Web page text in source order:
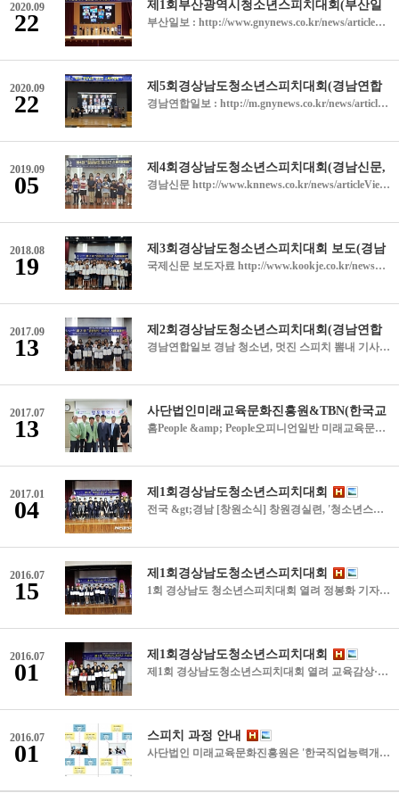
2020.09
22 부산일보 : http://www.gnynews.co.kr/news/articleView.html?idxno=333084 경남연합일보 : http://www.gnynews.co.kr/news/articleView.html?idxno=333084 뉴시스 : https://www.newsis.com/view/?id=NISX20200920_0001172457 국제신문 : http://www.kookje.co.kr/mobile/view.asp?gbn=v&amp;code=2100&amp;key=20200923.22020007393
2020.09
22 경남연합일보 : http://m.gnynews.co.kr/news/articleView.html?idxno=332656 뉴시스 : https://www.newsis.com/view/?id=NISX20200914_0001165511 쿠키뉴스 : http://www.kukinews.com/newsView/kuk202009140315
2019.09
05 경남신문 http://www.knnews.co.kr/news/articleView.php?idxno=1301314 경남도민일보 http://www.idomin.com/news/articleView.html?idxno=707134 국제신문 http://www.kookje.co.kr/mobile/view.asp?gbn=v&amp;code=0300&amp;key=20190902.99099000933#cb 뉴시스 http://www.newsis.com/view/?id=NISX20190902_0000758336
2018.08
19 국제신문 보도자료 http://www.kookje.co.kr/news2011/asp/newsbody.asp?code=0300&amp;key=20180813.99099005941 경남도민일보 보도자료 http://www.idomin.com/?mod=news&amp;act=articleView&amp;idxno=573483 경남연합일보 보도자료 http://www.gnynews.co.kr/news/articleView.html?idxno=280390 홈뉴스 보도자료교육 소식 미래교육문화진흥원 청소년 스피치대회 열어 이혜영 기자 lhy@idomin.com 2018년 08월 14일 화요일 (사)미래교육문화진흥원은 11일 창원대 인문홀에서 '제3회 경상남도 청소년 스피치대회'를 열었다. 본선에 진출한 청소년 50여 명이 스피치 실력을 발휘한 결과 정해경(유목초)·조제현(대청중)·김혜진(의령여고) 학생이 경남도교육감상을 받았다. UPDATE : 2018.8.17 금 14:25 기사검색 전체기사 정치 경제 사회 문화 엔터테인먼트 스포츠 이슈 동영상 전체기사 동정 칼럼 데스크 칼럼 독자의소리 기자수첩 기고 오피니언일반 전체기사 기획특집 일반 전체기사 시선집중토론방 독자투고 기사제보 자유게시판 보도자료 미래교문진흥원, 청소년 스피치대회 ‘성료’ 청소년 50여 명 선의의 경쟁승인2018.08.13 크게 작게 메일 인쇄 신고 ▲ (사)미래교육문화진흥원은 지난 11일 창원대서 ‘제3회 경남도 청소년 스피치대회’를 개최했다. 사단법인 미래교육문화진흥원(원장 정시식)은 바른인성함양과 창의융합인재개발을 위한 ‘제3회 경남도 청소년 스피치대회’를 지난 11일 창원대학교 인문대학 인문홀에서 개최했다고 13일 밝혔다. 예선을 거쳐 본선에 진출한 경남의 청소년 50여 명이 각자의 스피치 실력을 발휘해 선의의 경쟁을 펼쳤다. 정해경(유목초)·조제현(대청중)·김혜진(의령여고) 학생이 경남도교육감상을, 문재령(유어초)·조원준(해운중)·김서현(의령여고) 학생이 창원대학교총장상을, 주승호(가고파초)·이서영(삼현여중)·맹현환(함양고) 학생이 경상남도지방경찰청장상을, 권혜진(유어초)·이서영(삼현여중) 학생이 경남교총회장상을, 하지수(사남초)·신서현(대청중)·최주은(의령여고) 학생이 창신대학교총장상을, 김성란(경운초)·허유나(삼현여중)·강혜윤(칠원고) 학생이 한국폴리텍7대학장상을, 이유승(가고파초)·서무경(삼천포제일중) 학생이 좋은데이나눔재단이사장상을, 임채민(삼문초)·유아령(진명여중) 학생이 미래교육문화진흥원장상을 수상했다. 한편, 사단법인 미래교육문화진흥원은 말의 소중함을 일깨우기 위해 이 대회를 매년 개최하고 있다. /문병용기자 moon@gnynews.co.kr &lt;저작권자 © 경남연합일보, 무단 전재 및 재배포 금지&gt; 제3회 경남도 청소년 스피치 대회 열려 (사)미래교육문화진흥원(원장 정시식)은 지난 11일 창원대학교 인문대학 인문홀에서 바른 인성함양과 창의융합인재 개발을 위한 ‘제3회 경상남도청소년스피치대회’를 개최했다고 13일 밝혔다.예선을 거쳐 본선에 진출한 경남의 청소년 50여 명은 각자의 스피치 실력을 발휘하며 선의의 경쟁을 펼쳤다.이날 대회에서 ▶경남도교육감상은 정해경(유목초), 조제현(대청중),김혜진(의령여고) 학생 ▶창원대학교 총장상은 문재령(유어초), 조원준(해운중), 김서현(의령여고) 학생 ▶경남지방경찰청장상은 주승호(가고파초), 이서영(삼현여중), 맹현환(함양고) 학생이 각각 수상했다.또 ▶경남교총회장상은 권혜진(유어초), 이서영(삼현여중) 학생 ▶창신대학교총장상은 하지수(사남초), 신서현(대청중), 최주은(의령여고) 학생 ▶한국폴리텍7대학장상은 김성란(경운초), 허유나(삼현여중), 강혜윤(칠원고) 학생 ▶좋은데이나눔재단이사장상은 유승(가고파초),서무경(삼천포제일중) 학생 ▶미래교육문화진흥원장상은 임채민(삼문초), 유아령(진명여중) 학생이 각각 수상했다.정시식 원장은 “말의 소중함을 일깨우기 위해 매년 대회를 개최하고 있다. 해를 거듭할수록 참가 학생들의 수준이 높아지고 있는 것을 느낀다”며 “내년에는 더 좋은 대회가 될 수 있도록 노력하겠다”고 말했다.이종호 기자 jhlee@kookje.co.kr 11일 창원대학교 인문대학 인문홀에서 열린 ‘제3회 경상남도청소년스피치대회’에 참가한 수상자들이 함께 기념촬영을 했다. 미래교육문화진흥원 제공
2017.09
13 경남연합일보 경남 청소년, 멋진 스피치 뽐내 기사승인 2017.09.11 19:41:41 ▲ 지난 9일 창원대 인문대학 NH인문홀에서 바른인성 함양과 창의적인 인재개발을 위해 ‘제2회 경상남도 청소년스피치대회’가 개최됐다. (사)미래교육문화진흥원(원장 정시식)은 지난 9일 창원대 인문대학 NH인문홀에서 바른인성 함양과 창의적인 인재개발을 위해 ‘제2회 경상남도 청소년스피치대회’를 개최했다고 11일 밝혔다. 이날 예선을 거쳐 본선에 진출한 초·중·고 청소년 50여 명이 멋지게 자신의 의견을 발표하며 선의의 경쟁을 펼쳤다. ▲경상남도교육상 △이채환(장재초) △김서윤(반림중) △김예윤(옥야고) ▲창원대학교총장상 △김하연(용호초) △김서윤(반림중) △김예윤(무학여고) ▲경남상도지방경찰청장상 △김준성(미천초) △정채원(안남중) △정예빈(옥야고) ▲경남교총회장상 △조세은(완월초) △조혜원(남지여중) △김다희(경일여고) ▲창신대학교총장상 △유수인(삼정자초) △박지우(야로중) △김소영(진영고) ▲한국폴리텍7대학장상 △김경헌(문선초) △박유주(삼정자중) △장정윤(무학여고) ▲좋은데이나눔재단상 △황세정(정촌초) △박상욱(웅상중) ▲미래교육문화진흥원장상 이윤선(부곡초) 등이 수상했다. 한편 (사)미래교육문화진흥원은 말을 소중함을 일깨우기 위해 청소년스피치 대회를 매년 열고 있다. /김소현기자 ksh@gnynews.co.kr &lt;저작권자 © 경남연합일보 무단전재 및 재배포금지&gt; 경남도민일보 미래교육문화진흥원, 청소년 스피치 대회 사단법인 미래교육문화진흥원(원장 정시식)은 9일 창원대학교 인문대학 인문홀에서 '제2회 경상남도청소년스피치대회'를 했다. 이번 대회에는 예선을 거쳐 본선에 진출한 경남 초·중·고 청소년 50여 명이 참여해 경연을 펼쳤다. &lt;저작권자 ⓒ 경남도민일보 (http://www.idomin.com) 무단전재 및 재배포 금지&gt; NEWSIS [창원소식]미래교육문화진흥원, 경남 청소년 스피치대회 시상 등 사단법인 미래교육문화진흥원(원장 정시식)은 바른 인성 함양과 창의융합인재 육성을 위해 '제2회 경상남도 청소년 스피치대회'를 개최하고 시상했다고 11일 밝혔다.이번 대회는 예선을 거쳐 본선에 진출한 경남의 초·중·고 청소년 50여명이 지난 9일 창원대학교 인문대학 인문홀에서 선의의 경쟁을 펼쳤다.입상자들에게는 경남도교육감상, 창원대학교총장상, 경남지방경찰청장상, 경남교총회장상, 창신대학교총장상, 한국폴리텍7대학장상, 좋은데이나눔재단상, 미래교육문화진흥원장상을 수여했다.미래교육문화진흥원은 청소년들에게 말의 소중함을 일깨워주기 위해 앞으로도 지속해서 매년 대회를 개최할 계획이다.
2017.07
13 홈People &amp; People오피니언일반 미래교육문화진흥원-TBN, 업무협약 체결 기사승인 2017.07.12 19:04:04 사단법인 미래교육문화진흥원(원장 정시식)과 TBN창원교통방송(본부장 박중철)은 지난 6일 TBN창원교통방송 대회의실에서 협조체계를 구축하고 창의적인 인재육성과 안전한 사회문화 확산에 기여함을 목적으로 업무협약을 체결했다. /문병용기자 moon@gnynews.co.kr &lt;저작권자 © 경남연합일보 무단전재 및 재배포금지&gt;
2017.01
04
제1회경상남도청소년스피치대회
전국 &gt;경남 [창원소식] 창원경실련, '청소년스피치대회' 개최 등 홍정명 기자 | 등록 2016-12-28 20:10:26 【창원=뉴시스】 홍정명 기자 = 지난 27일 국립 창원대학교 인문대학 NH인문홀에서 창원경제정의실천시민연합·(사)미래교육문화진흥원 주최로 열린 '제1회 경상남도 청소년스피치대회'에 참가한 중·고등학생 참가자들이 기념촬영을 하고 있다.2016.12.28.(사진=창원경제정의실천시민연합 제공)photo@newsis.com 【창원=뉴시스】 홍정명 기자 = ◇ 창원경실련, '제1회 경남 청소년스피치대회' 개최경남 창원시에 있는 창원경제정의실천시민연합(대표 정시식)과 (사)미래교육문화진흥원(원장 정시식)은 지난 27일 창원대 인문대학 NH인문홀에서 창의적인 인재 개발과 바른 인성 고취를 위해 '제1회 경상남도 청소년스피치대회'를 개최했다고 28일 밝혔다. 경남도교육청, 창원대, 경남지방경찰청, 경남교총, 창원시 등 후원으로 열린 이 대회는 예선을 거쳐 본선에 진출한 초·중·고교생 50명이 멋지게 자신의 의견을 발표해 박수를 받았다. 창원경실련 등은 우수 발표자 21명을 선정해 경남도교육감상, 창원대학교 총장상, 경남지방경찰청장상, 경남교총회장상, 창원시장상, 미래교육문화진흥원장상, 창원경제정의실천시민연합상 등을 수여했다.
2016.07
15
제1회경상남도청소년스피치대회
1회 경상남도 청소년스피치대회 열려 정봉화 기자 bong@idomin.com 2016년 12월 29일 목요일 댓글0 폰트 굴림 돋움 바탕 맑은고딕 ㈔미래교육문화진흥원과 창원경제정의실천시민연합(대표 정시식)이 주최하고, 경남교육청·창원대·경남지방경찰청·경남교총·창원시가 후원한 '제1회 경상남도청소년스피치대회'가 지난 27일 창원대 인문대학 NH인문홀에서 열렸다. &lt;저작권자 ⓒ 경남도민일보 (http://www.idomin.com) 무단전재 및 재배포 금지&gt; 정봉화 기자의 다른 기사보기
2016.07
01
제1회경상남도청소년스피치대회
제1회 경상남도청소년스피치대회 열려 교육감상·창원대총장상 등 21명 수상 기사입력 : 2016-12-30 07:00:00 사단법인 미래교육문화진흥원과 창원경제정의실천시민연합(원장 대표 정시식)이 주최한 ‘제1회 경상남도청소년스피치대회’가 지난 27일 창원대학교 인문대학 NH인문홀에서 개최됐다. 대회에는 예선을 거쳐 본선에 진출한 50명의 청소년들이 자신의 의견을 발표, 이 중 21명이 경상남도교육감상, 창원대학교총장상 등을 받았다. 안대훈 기자
2016.07
01
스피치 과정 안내
사단법인 미래교육문화진흥원은 '한국직업능력개발원'에서 인정받은 자격증을 발급하는 기관입니다. 스피치 강사 자격 과정 스피치 기본스킬을 익히고 스피치강사로서 활동할 수 있도록 역량을 키우는 과정. 수강 종료 후 성적 우수생에게 파트강사 기회부여. 크로마키 스피치 지도사 자격 과정 크로마키를 활용하여 보다 효율적으로 스피치를 지도할 수 있는 자격을 갖추도록 교육하는 과정. 수강 종료 후 성적 우수생에게 파트강사 기회부여. 방과후 학교 스피치 지도사 자격 과정 방과후 학교에서 스피치 과정 강사로서 활동할 수 있도록 교재활용부터 스피치 전반에 대한 교육실시. 방과후 학교 스피치 과정 강사 기회부여. 개인정보보호사 자격 과정 기업 및 기관의 개인 정보 처리에 관한 업무를 처리하며소속 직원 또는 제 3자에 의한 위법, 부당한 개인정보 침해행위에 대한 관리 감독, 점검의 업무를 수행할 수 있는 교육과정